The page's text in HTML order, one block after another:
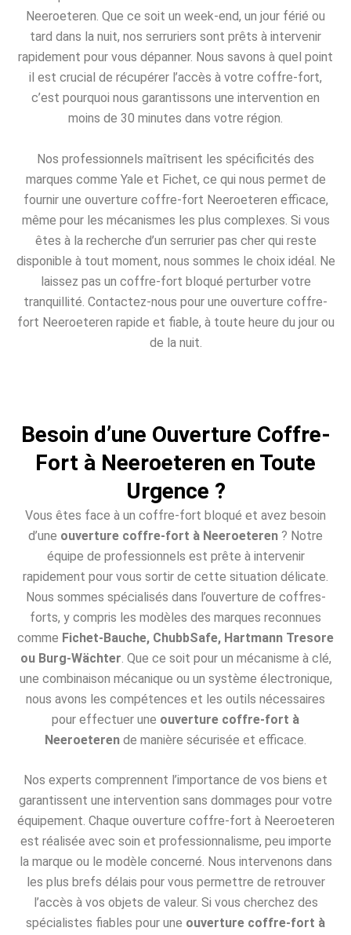
Neeroeteren. Que ce soit un week-end, un jour férié ou
tard dans la nuit, nos serruriers sont prêts à intervenir
rapidement pour vous dépanner. Nous savons à quel point
il est crucial de récupérer l’accès à votre coffre-fort,
c’est pourquoi nous garantissons une intervention en
moins de 30 minutes dans votre région.
Nos professionnels maîtrisent les spécificités des
marques comme Yale et Fichet, ce qui nous permet de
fournir une ouverture coffre-fort Neeroeteren efficace,
même pour les mécanismes les plus complexes. Si vous
êtes à la recherche d’un serrurier pas cher qui reste
disponible à tout moment, nous sommes le choix idéal. Ne
laissez pas un coffre-fort bloqué perturber votre
tranquillité. Contactez-nous pour une ouverture coffre-
fort Neeroeteren rapide et fiable, à toute heure du jour ou
de la nuit.
Besoin d’une Ouverture Coffre-
Fort à Neeroeteren en Toute
Urgence ?
Vous êtes face à un coffre-fort bloqué et avez besoin
d’une ouverture coffre-fort à Neeroeteren ? Notre
équipe de professionnels est prête à intervenir
rapidement pour vous sortir de cette situation délicate.
Nous sommes spécialisés dans l’ouverture de coffres-
forts, y compris les modèles des marques reconnues
comme Fichet-Bauche, ChubbSafe, Hartmann Tresore
ou Burg-Wächter . Que ce soit pour un mécanisme à clé,
une combinaison mécanique ou un système électronique,
nous avons les compétences et les outils nécessaires
pour effectuer une ouverture coffre-fort à
Neeroeteren de manière sécurisée et efficace.
Nos experts comprennent l’importance de vos biens et
garantissent une intervention sans dommages pour votre
équipement. Chaque ouverture coffre-fort à Neeroeteren
est réalisée avec soin et professionnalisme, peu importe
la marque ou le modèle concerné. Nous intervenons dans
les plus brefs délais pour vous permettre de retrouver
l’accès à vos objets de valeur. Si vous cherchez des
spécialistes fiables pour une ouverture coffre-fort à